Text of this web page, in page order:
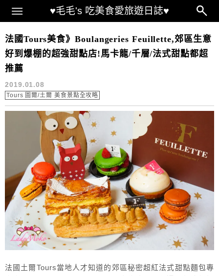
♥毛毛's 吃美食愛旅遊日誌♥
Main Menu
Boulangeries Feuillette
法國Tours美食》Boulangeries Feuillette,郊區生意
好到爆棚的超強甜點店!馬卡龍/千層/法式甜點都超
推薦
2019.01.08
Tours 圖爾/土爾 美食景點全攻略
法國土爾Tours當地人才知道的郊區秘密超紅法式甜點麵包專